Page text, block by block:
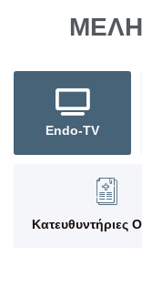
ΜΕΛΗ
Endo-TV
Κατευθυντήριες